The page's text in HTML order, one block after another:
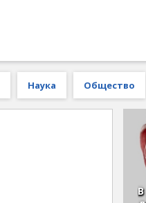
Наука Общество
В